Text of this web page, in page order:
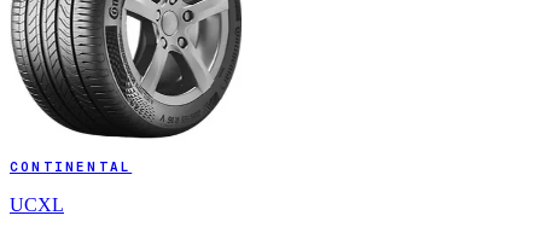
CONTINENTAL
UCXL